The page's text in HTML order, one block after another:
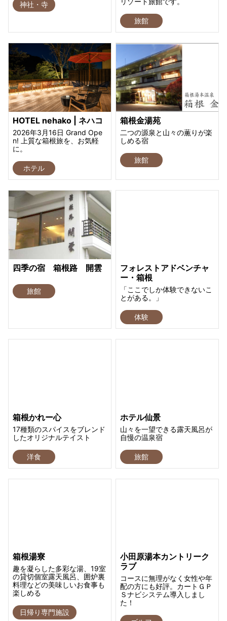
神社・寺
旅館
HOTEL nehako | ネハコ
2026年3月16日 Grand Ope
n! 上質な箱根旅を、お気軽
に。
ホテル
箱根金湯苑
二つの源泉と山々の薫りが楽
しめる宿
旅館
四季の宿 箱根路 開雲
旅館
フォレストアドベンチャ
ー・箱根
「ここでしか体験できないこ
とがある。」
体験
箱根かれー心
17種類のスパイスをブレンド
したオリジナルテイスト
洋食
ホテル仙景
山々を一望できる露天風呂が
自慢の温泉宿
旅館
箱根湯寮
趣を凝らした多彩な湯、19室
の貸切個室露天風呂、囲炉裏
料理などの美味しいお食事も
楽しめる
日帰り専門施設
小田原湯本カントリーク
ラブ
コースに無理がなく女性や年
配の方にも好評。カートＧＰ
Ｓナビシステム導入しまし
た！